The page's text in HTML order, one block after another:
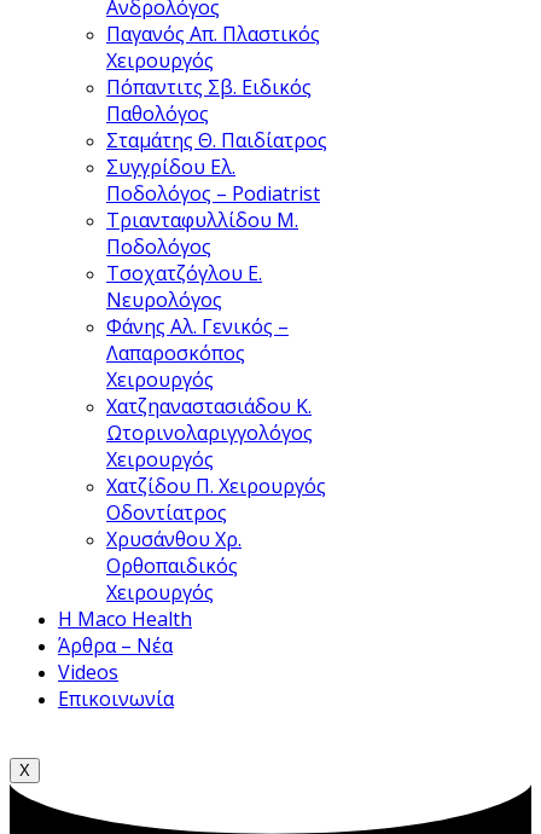
Ανδρολόγος
Παγανός Απ. Πλαστικός
Χειρουργός
Πόπαντιτς Σβ. Ειδικός
Παθολόγος
Σταμάτης Θ. Παιδίατρος
Συγγρίδου Ελ.
Ποδολόγος – Podiatrist
Τριανταφυλλίδου Μ.
Ποδολόγος
Τσοχατζόγλου Ε.
Νευρολόγος
Φάνης Αλ. Γενικός –
Λαπαροσκόπος
Χειρουργός
Χατζηαναστασιάδου Κ.
Ωτορινολαριγγολόγος
Χειρουργός
Χατζίδου Π. Χειρουργός
Οδοντίατρος
Χρυσάνθου Χρ.
Ορθοπαιδικός
Χειρουργός
Η Maco Health
Άρθρα – Νέα
Videos
Επικοινωνία
X